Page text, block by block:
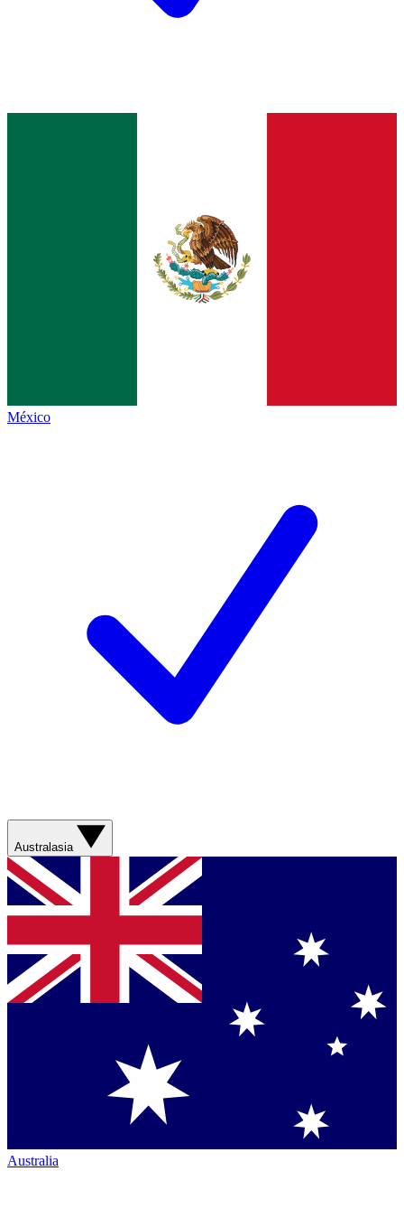
México
Australasia
Australia